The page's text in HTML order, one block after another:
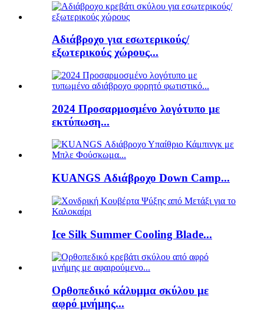
Αδιάβροχο για εσωτερικούς/
εξωτερικούς χώρους...
2024 Προσαρμοσμένο λογότυπο με
εκτύπωση...
KUANGS Αδιάβροχο Down Camp...
Ice Silk Summer Cooling Blade...
Ορθοπεδικό κάλυμμα σκύλου με
αφρό μνήμης...